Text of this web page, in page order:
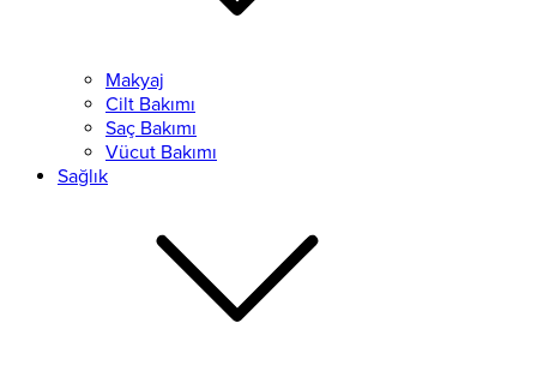
Makyaj
Cilt Bakımı
Saç Bakımı
Vücut Bakımı
Sağlık